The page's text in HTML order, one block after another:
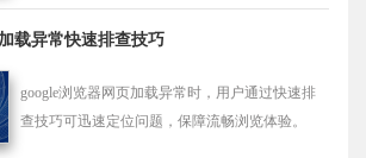
载异常快速排查技巧
google浏览器网页加载异常时，用户通过快速排
查技巧可迅速定位问题，保障流畅浏览体验。